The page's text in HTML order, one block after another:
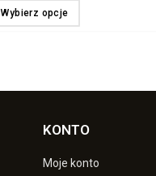
Wybierz opcje
KONTO
Moje konto